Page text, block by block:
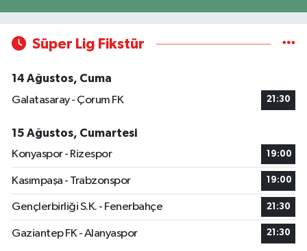
Süper Lig Fikstür
14 Ağustos, Cuma
Galatasaray - Çorum FK
21:30
15 Ağustos, Cumartesi
Konyaspor - Rizespor
19:00
Kasımpaşa - Trabzonspor 19:00
Gençlerbirliği S.K. - Fenerbahçe 21:30
Gaziantep FK - Alanyaspor 21:30